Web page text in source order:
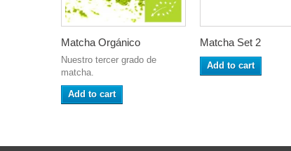
Matcha Orgánico
Nuestro tercer grado de
matcha.
Add to cart
Matcha Set 2
Add to cart